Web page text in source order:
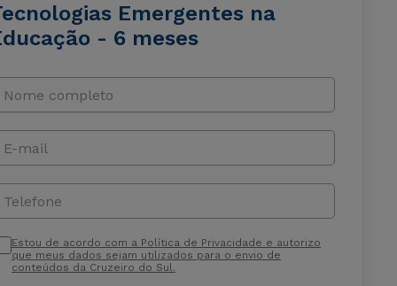
Emergentes na
- 6 meses
Nome completo
E-mail
Telefone
Estou de acordo com a Política de Privacidade e autorizo
que meus dados sejam utilizados para o envio de
conteúdos da Cruzeiro do Sul.